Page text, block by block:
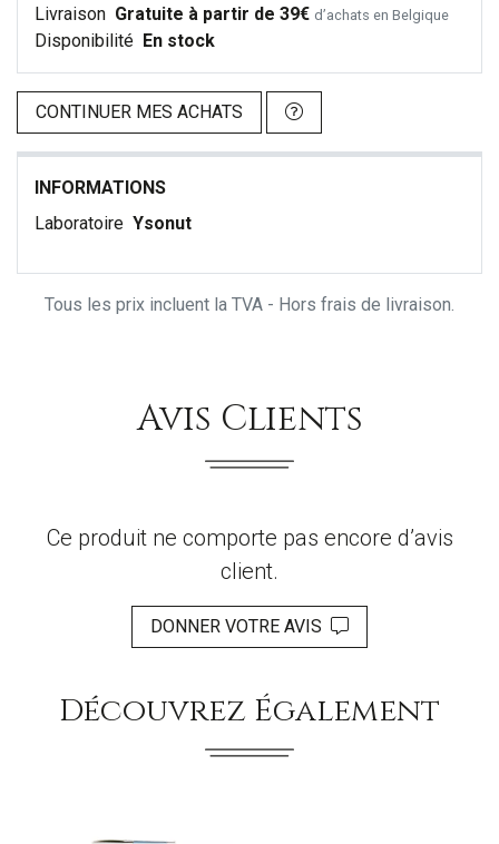
Livraison Gratuite à partir de 39€ d’achats en Belgique
Disponibilité En stock
CONTINUER MES ACHATS
INFORMATIONS
Laboratoire Ysonut
Tous les prix incluent la TVA - Hors frais de livraison.
Avis Clients
Ce produit ne comporte pas encore d’avis
client.
DONNER VOTRE AVIS
Découvrez Également